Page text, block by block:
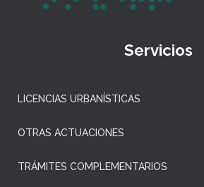
Servicios
LICENCIAS URBANÍSTICAS
OTRAS ACTUACIONES
TRÁMITES COMPLEMENTARIOS